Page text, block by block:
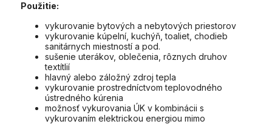
Použitie:
vykurovanie bytových a nebytových priestorov
vykurovanie kúpelní, kuchýň, toaliet, chodieb
sanitárnych miestností a pod.
sušenie uterákov, oblečenia, rôznych druhov
textítlií
hlavný alebo záložný zdroj tepla
vykurovanie prostredníctvom teplovodného
ústredného kúrenia
možnosť vykurovania ÚK v kombinácii s
vykurovaním elektrickou energiou mimo